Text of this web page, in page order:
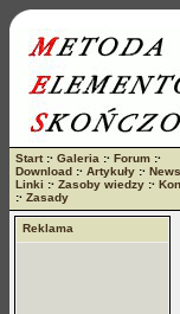
Start:· Galeria :· Forum :·
Download :· Artykuły :·
Linki :· Zasoby wiedzy :·
:· Zasady
Reklama